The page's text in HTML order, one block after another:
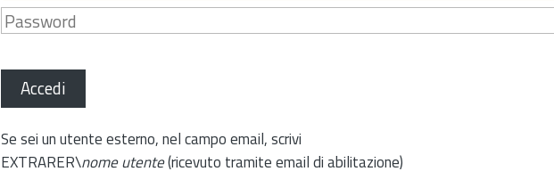
Accedi
Se sei un utente esterno, nel campo email, scrivi
EXTRARER\nome utente(ricevuto tramite email di abilitazione)